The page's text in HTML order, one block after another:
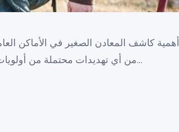
أهمية كاشف المعادن الصغير في الأماكن
من أي تهديدات محتملة من أولويات الجهات المشرفة على تلك الأماكن. ومن ب…